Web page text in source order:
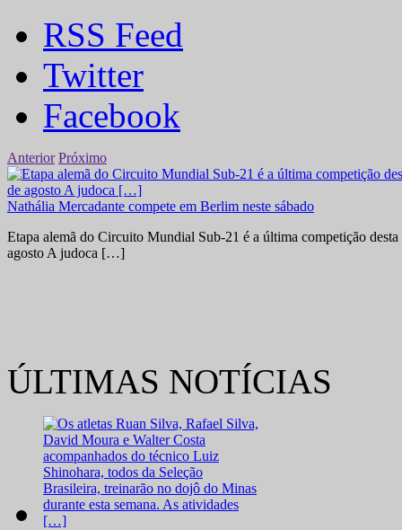
RSS Feed
Twitter
Facebook
Anterior Próximo
Nathália Mercadante compete em Berlim neste sábado
Etapa alemã do Circuito Mundial Sub-21 é a última competição
agosto A judoca […]
ÚLTIMAS NOTÍCIAS